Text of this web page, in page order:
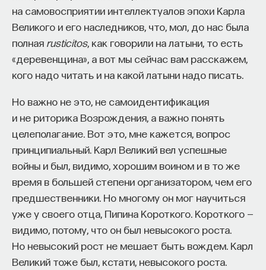
на самовосприятии интеллектуалов эпохи Карла
Великого и его наследников, что, мол, до нас была
полная rusticitos, как говорили на латыни, то есть
«деревенщина», а вот мы сейчас вам расскажем,
кого надо читать и на какой латыни надо писать.
Но важно не это, не самоидентификация
и не риторика Возрождения, а важно понять
целеполагание. Вот это, мне кажется, вопрос
принципиальный. Карл Великий вел успешные
войны и был, видимо, хорошим воином и в то же
время в большей степени организатором, чем его
предшественники. Но многому он мог научиться
уже у своего отца, Пипина Короткого. Короткого —
видимо, потому, что он был невысокого роста.
Но невысокий рост не мешает быть вождем. Карл
Великий тоже был, кстати, невысокого роста.
Философский поиск: начала
СОХРАНИТЬ КУРС
Внеси свой вклад в дело
просвещения!
ПОДДЕРЖАТЬ ПОСТНАУКУ